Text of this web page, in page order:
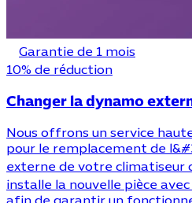
Garantie de 1 mois
10% de réduction
Changer la dynamo
Nous offrons un service
pour le remplacement de
externe de votre climatiseur
installe la nouvelle pièce